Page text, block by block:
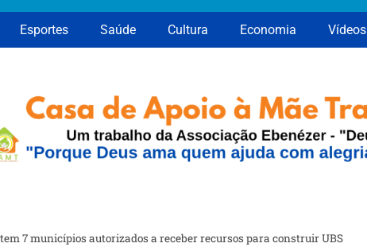
Esportes Saúde Cultura Economia Vídeos
7 municípios autorizados a receber recursos para construir UBS